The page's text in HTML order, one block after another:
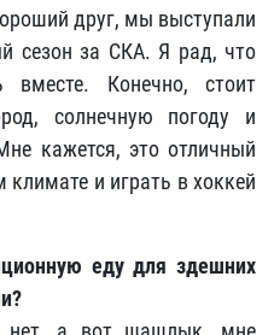
друг, мы выступали
сезон за СКА. Я рад, что
Конечно, стоит
солнечную погоду и
кажется, это отличный
и играть в хоккей
еду для здешних